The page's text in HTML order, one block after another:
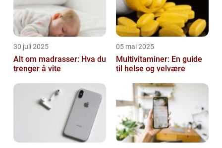
30 juli 2025
Alt om madrasser: Hva du
trenger å vite
05 mai 2025
Multivitaminer: En guide
til helse og velvære